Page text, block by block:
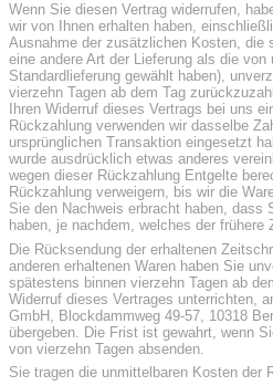
Wenn Sie diesen Vertrag widerrufen,
wir von Ihnen erhalten haben,
Ausnahme der zusätzlichen Kosten, die
eine andere Art der Lieferung als die
Standardlieferung gewählt haben),
vierzehn Tagen ab dem Tag
Ihren Widerruf dieses Vertrags bei uns
Rückzahlung verwenden wir dasselbe
ursprünglichen Transaktion eingesetzt
wurde ausdrücklich etwas anderes
wegen dieser Rückzahlung Entgelte
Rückzahlung verweigern, bis wir die
Sie den Nachweis erbracht haben, dass
haben, je nachdem, welches der frühere
Die Rücksendung der erhaltenen
anderen erhaltenen Waren haben Sie
spätestens binnen vierzehn Tagen ab
Widerruf dieses Vertrages unterrichten,
GmbH, Blockdammweg 49-57, 10318
übergeben. Die Frist ist gewahrt, wenn
von vierzehn Tagen absenden.
Sie tragen die unmittelbaren Kosten der